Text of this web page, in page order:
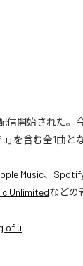
信開始された
」を含む全1曲と
Music、
Unlimitedなどの
of u